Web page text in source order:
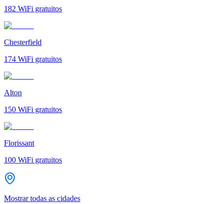
182 WiFi gratuitos
Chesterfield
174 WiFi gratuitos
Alton
150 WiFi gratuitos
Florissant
100 WiFi gratuitos
Mostrar todas as cidades